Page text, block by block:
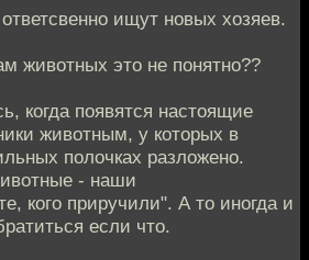
ищут новых хозяев.
животных это не понятно??
когда появятся настоящие
животным, у которых в
полочках разложено.
- наши
кого приручили". А то иногда и
если что.